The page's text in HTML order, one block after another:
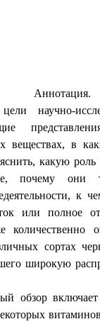
Аннотация.
научно-
веществах, в
какую
почему они
к
или полное
количественно
сортах
широкую
обзор